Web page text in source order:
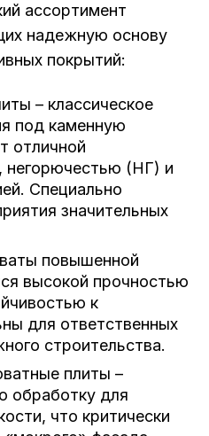
ассортимент
надежную основу
покрытий:
– классическое
под каменную
отличной
негорючестью (НГ) и
Специально
значительных
повышенной
высокой прочностью
к
для ответственных
строительства.
плиты –
обработку для
что критически